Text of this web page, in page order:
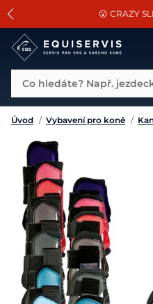
SLEVA 13%
😮 CRAZY
📐Pasování a doplňky k
Úvod / Vybavení pro koně /